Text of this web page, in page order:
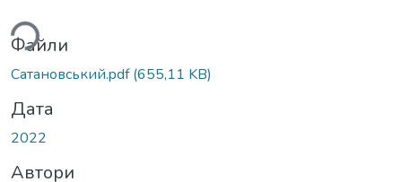
Файли
Сатановський.pdf(655,11 KB)
Дата
2022
Автори